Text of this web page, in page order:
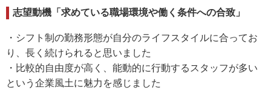
志望動機「求めている職場環境や働く条件への合致」
・シフト制の勤務形態が自分のライフスタイルに合ってお
り、長く続けられると思いました
・比較的自由度が高く、能動的に行動するスタッフが多い
という企業風土に魅力を感じました